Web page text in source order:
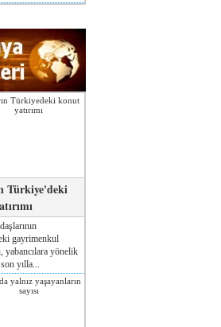
Türkiye'deki
gayrimenkul
yabancılara yönelik
yılla...